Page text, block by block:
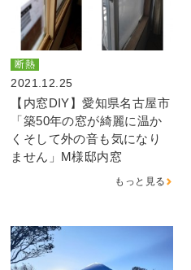
断熱
2021.12.25
【内窓DIY】愛知県名古屋市
「築50年の窓が綺麗に温か
くそして外の音も気になり
ません」M様邸内窓
もっと見る